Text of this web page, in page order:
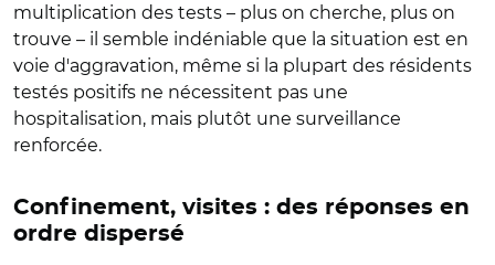
multiplication des tests – plus on cherche, plus on
trouve – il semble indéniable que la situation est en
voie d'aggravation, même si la plupart des résidents
testés positifs ne nécessitent pas une
hospitalisation, mais plutôt une surveillance
renforcée.
Confinement, visites : des réponses en
ordre dispersé